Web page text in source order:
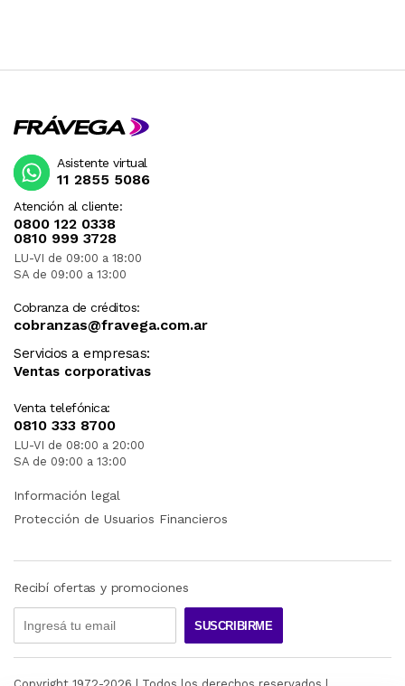
Atención al cliente:
0800 122 0338
0810 999 3728
LU-VI de 09:00 a 18:00
SA de 09:00 a 13:00
Cobranza de créditos:
cobranzas@fravega.com.ar
Servicios a empresas:
Ventas corporativas
Venta telefónica:
0810 333 8700
LU-VI de 08:00 a 20:00
SA de 09:00 a 13:00
Asistente virtual
11 2855 5086
Información legal
Protección de Usuarios Financieros
Recibí ofertas y promociones
SUSCRIBIRME